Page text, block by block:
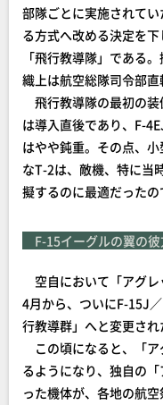
部隊ごとに実施されて
る方式へ改める決定を
「飛行教導隊」である
織上は航空総隊司令部直
飛行教導隊の最初の
は導入直後であり、F-
はやや鈍重。その点、
なT-2は、敵機、特に当
擬するのに最適だったの
F-15イーグルの翼の
空自において「アグ
4月から、ついにF-15J
行教導群」へと変更され
この頃になると、「
るようになり、独自の
った機体が、各地の航